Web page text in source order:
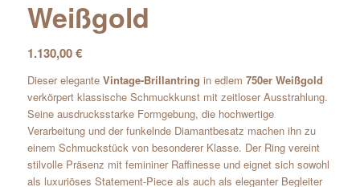
Weißgold
1.130,00€
Dieser elegante Vintage-Brillantring in edlem 750er Weißgold
verkörpert klassische Schmuckkunst mit zeitloser Ausstrahlung.
Seine ausdrucksstarke Formgebung, die hochwertige
Verarbeitung und der funkelnde Diamantbesatz machen ihn zu
einem Schmuckstück von besonderer Klasse. Der Ring vereint
stilvolle Präsenz mit femininer Raffinesse und eignet sich sowohl
als luxuriöses Statement-Piece als auch als eleganter Begleiter